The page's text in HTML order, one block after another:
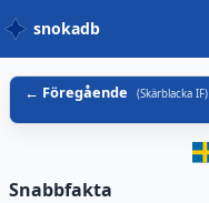
snokadb
Föregående (Skärblacka IF)
Snabbfakta